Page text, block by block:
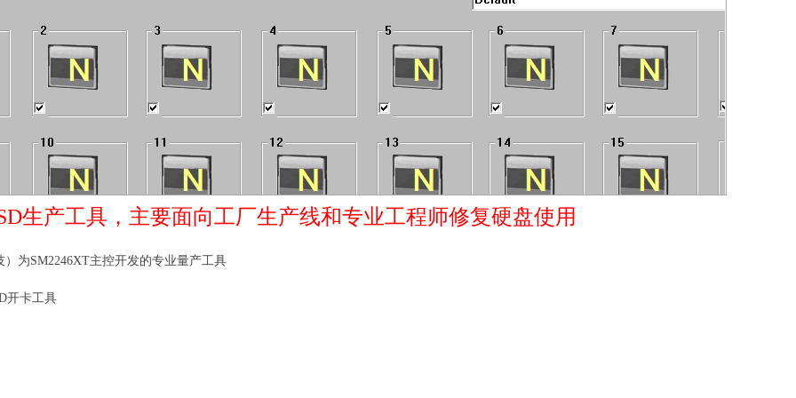
生产工具，主要面向工厂生产线和专业工程师修复硬盘使用
为SM2246XT主控开发的专业量产工具
开卡工具